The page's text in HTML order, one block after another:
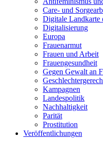
Care- und
Digitale Landkarte
Digitalisierung
Europa
Frauenarmut
Frauen und Arbeit
Frauengesundheit
Gegen Gewalt an
Kampagnen
Landespolitik
Nachhaltigkeit
Parität
Prostitution
Veröffentlichungen